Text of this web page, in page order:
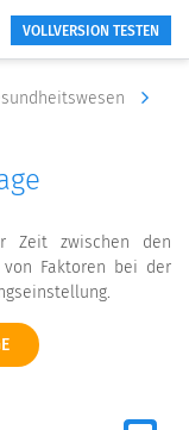
VOLLVERSION TESTEN
Zeit zwischen den
von Faktoren bei der